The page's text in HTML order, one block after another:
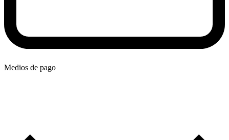
Medios de pago